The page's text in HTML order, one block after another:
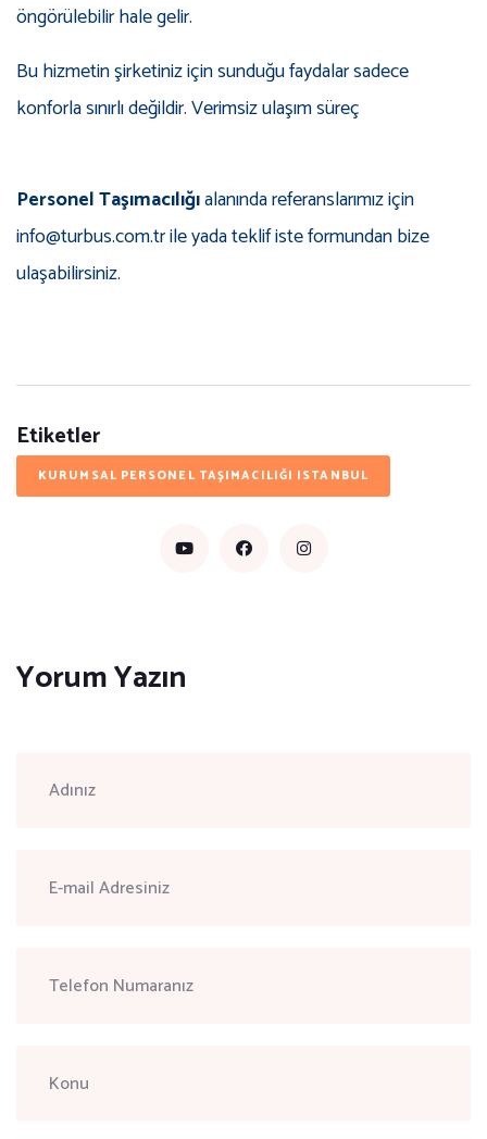
öngörülebilir hale gelir.
Bu hizmetin şirketiniz için sunduğu faydalar sadece
konforla sınırlı değildir. Verimsiz ulaşım süreç
Personel Taşımacılığıalanında referanslarımız için
info@turbus.com.tr ile yada teklif iste formundan bize
ulaşabilirsiniz.
Etiketler
KURUMSAL PERSONEL TAŞIMACILIĞI ISTANBUL
Yorum Yazın